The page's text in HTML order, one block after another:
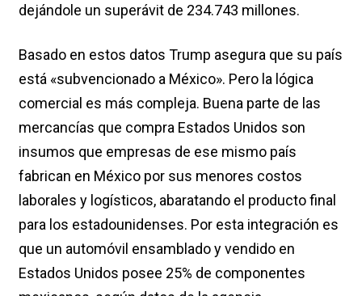
dejándole un superávit de 234.743 millones.
Basado en estos datos Trump asegura que su país
está «subvencionado a México». Pero la lógica
comercial es más compleja. Buena parte de las
mercancías que compra Estados Unidos son
insumos que empresas de ese mismo país
fabrican en México por sus menores costos
laborales y logísticos, abaratando el producto final
para los estadounidenses. Por esta integración es
que un automóvil ensamblado y vendido en
Estados Unidos posee 25% de componentes